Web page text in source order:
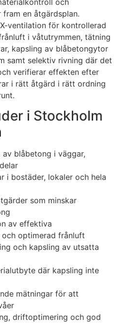
en åtgärdsplan.
ventilation för kontrollerad
i våtutrymmen, tätning
kapsling av blåbetongytor
samt selektiv rivning där det
verifierar effekten efter
i rätt åtgärd i rätt ordning
i Stockholm
blåbetong i väggar,
i bostäder, lokaler och hela
som minskar
av effektiva
och optimerad frånluft
och kapsling av utsatta
där kapsling inte
mätningar för att
driftoptimering och god